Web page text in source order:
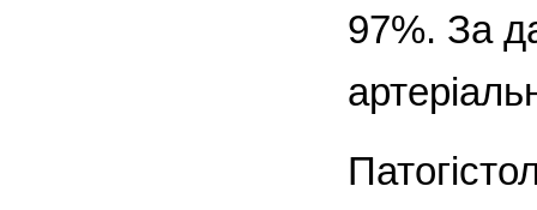
97%. За